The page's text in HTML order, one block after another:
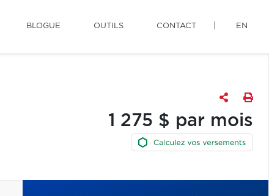
BLOGUE OUTILS CONTACT EN
1 275 $ par mois